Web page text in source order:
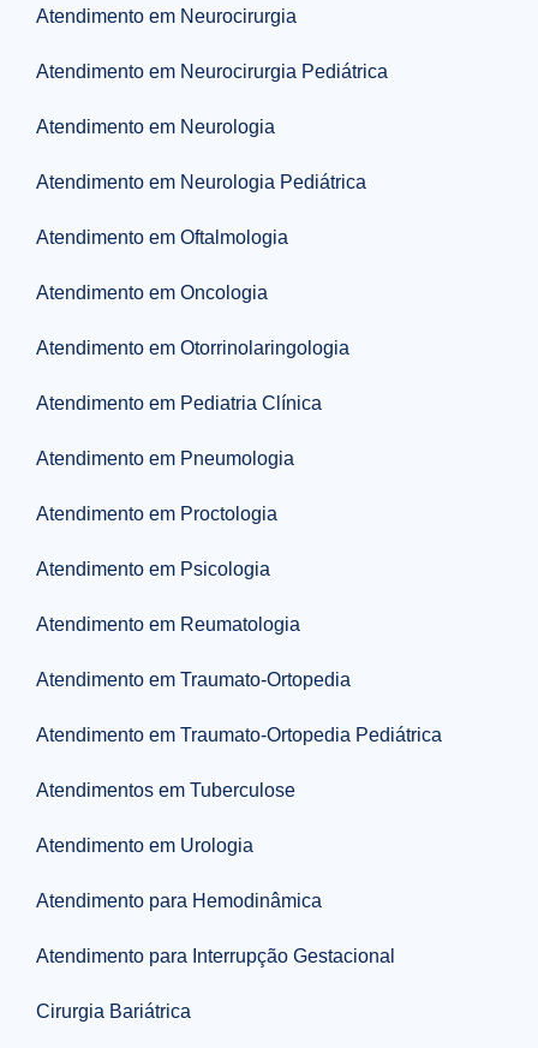
Atendimento em Neurocirurgia
Atendimento em Neurocirurgia Pediátrica
Atendimento em Neurologia
Atendimento em Neurologia Pediátrica
Atendimento em Oftalmologia
Atendimento em Oncologia
Atendimento em Otorrinolaringologia
Atendimento em Pediatria Clínica
Atendimento em Pneumologia
Atendimento em Proctologia
Atendimento em Psicologia
Atendimento em Reumatologia
Atendimento em Traumato-Ortopedia
Atendimento em Traumato-Ortopedia Pediátrica
Atendimentos em Tuberculose
Atendimento em Urologia
Atendimento para Hemodinâmica
Atendimento para Interrupção Gestacional
Cirurgia Bariátrica